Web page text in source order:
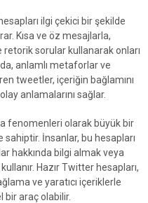
ilgi çekici bir şekilde
Kısa ve öz mesajlarla,
retorik sorular kullanarak onları
anlamlı metaforlar ve
tweetler, içeriğin bağlamını
anlamalarını sağlar.
fenomenleri olarak büyük bir
İnsanlar, bu hesapları
hakkında bilgi almak veya
Hazır Twitter hesapları,
ve yaratıcı içeriklerle
araç olabilir.